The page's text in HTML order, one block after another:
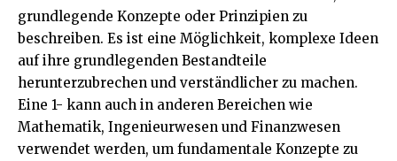
grundlegende Konzepte oder Prinzipien zu
beschreiben. Es ist eine Möglichkeit, komplexe Ideen
auf ihre grundlegenden Bestandteile
herunterzubrechen und verständlicher zu machen.
Eine 1- kann auch in anderen Bereichen wie
Mathematik, Ingenieurwesen und Finanzwesen
verwendet werden, um fundamentale Konzepte zu